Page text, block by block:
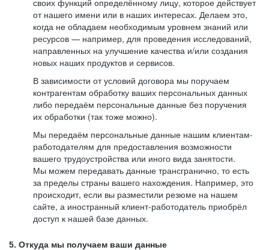
своих функций определённому лицу, которое действует
от нашего имени или в наших интересах. Делаем это,
когда не обладаем необходимым уровнем знаний или
ресурсов — например, для проведения исследований,
направленных на улучшение качества и/или создания
новых наших продуктов и сервисов.
В зависимости от условий договора мы поручаем
контрагентам обработку ваших персональных данных
либо передаём персональные данные без поручения
их обработки (так тоже можно).
Мы передаём персональные данные нашим клиентам-
работодателям для предоставления возможности
вашего трудоустройства или иного вида занятости.
Мы можем передавать данные трансгранично, то есть
за пределы страны вашего нахождения. Например, это
происходит, если вы разместили резюме на нашем
сайте, а иностранный клиент-работодатель приобрёл
доступ к нашей базе данных.
5. Откуда мы получаем ваши данные